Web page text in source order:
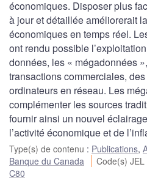
économiques. Disposer plus
à jour et détaillée améliorerait
économiques en temps réel.
ont rendu possible
données, les « mégadonnées
transactions commerciales,
ordinateurs en réseau. Les
complémenter les sources
fournir ainsi un nouvel
l’activité économique et de
Type(s) de contenu : Publications,
Banque du Canada
Code(s) JEL
C80